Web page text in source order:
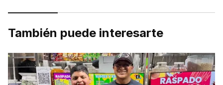
También puede interesarte